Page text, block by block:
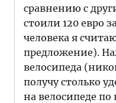
сравнению с
стоили 120 евро
человека я
предложение).
велосипеда
получу столько
на велосипеде